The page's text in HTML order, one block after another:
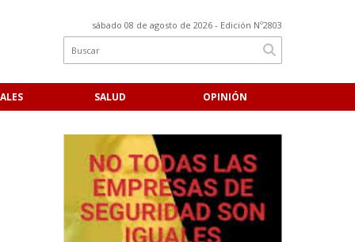
sábado 08 de agosto de 2026 - Edición Nº2803
SALUD OPINIÓN